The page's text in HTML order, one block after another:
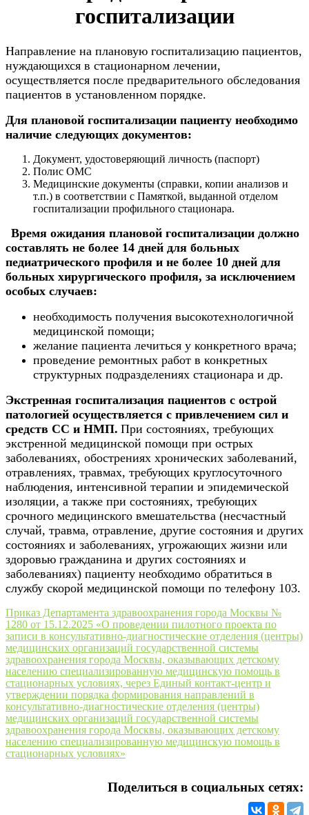
госпитализации
Направление на плановую госпитализацию пациентов,
нуждающихся в стационарном лечении,
осуществляется после предварительного обследования
пациентов в установленном порядке.
Для плановой госпитализации пациенту необходимо
наличие следующих документов:
Документ, удостоверяющий личность (паспорт)
Полис ОМС
Медицинские документы (справки, копии анализов и
т.п.) в соответствии с Памяткой, выданной отделом
госпитализации профильного стационара.
Время ожидания плановой госпитализации должно
составлять не более 14 дней для больных
педиатрического профиля и не более 10 дней для
больных хирургического профиля, за исключением
особых случаев:
необходимость получения высокотехнологичной
медицинской помощи;
желание пациента лечиться у конкретного врача;
проведение ремонтных работ в конкретных
структурных подразделениях стационара и др.
Экстренная госпитализация пациентов с острой
патологией осуществляется с привлечением сил и
средств СС и НМП. При состояниях, требующих
экстренной медицинской помощи при острых
заболеваниях, обострениях хронических заболеваний,
отравлениях, травмах, требующих круглосуточного
наблюдения, интенсивной терапии и эпидемической
изоляции, а также при состояниях, требующих
срочного медицинского вмешательства (несчастный
случай, травма, отравление, другие состояния и других
состояниях и заболеваниях, угрожающих жизни или
здоровью гражданина и других состояниях и
заболеваниях) пациенту необходимо обратиться в
службу скорой медицинской помощи по телефону 103.
Приказ Департамента здравоохранения города Москвы №
1280 от 15.12.2025 «О проведении пилотного проекта по
записи в консультативно-диагностические отделения (центры)
медицинских организаций государственной системы
здравоохранения города Москвы, оказывающих детскому
населению специализированную медицинскую помощь в
стационарных условиях, через Единый контакт-центр и
утверждении порядка формирования направлений в
консультативно-диагностические отделения (центры)
медицинских организаций государственной системы
здравоохранения города Москвы, оказывающих детскому
населению специализированную медицинскую помощь в
стационарных условиях»
Поделиться в социальных сетях: